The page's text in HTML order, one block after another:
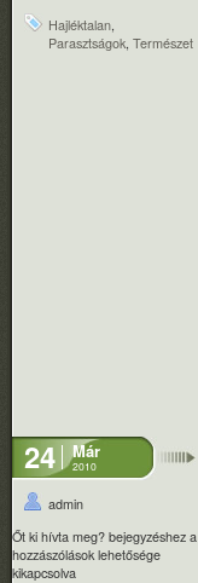
Hajléktalan
Parasztságok Természet
24 Már
2010
admin
Őt ki hívta meg? bejegyzéshez a
hozzászólások lehetősége
kikapcsolva